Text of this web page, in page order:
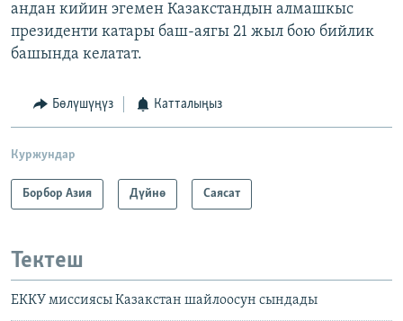
андан кийин эгемен Казакстандын алмашкыс
президенти катары баш-аягы 21 жыл бою бийлик
башында келатат.
Бөлүшүңүз Катталыңыз
Куржундар
Борбор Азия Дүйнө Саясат
Тектеш
ЕККУ миссиясы Казакстан шайлоосун сындады